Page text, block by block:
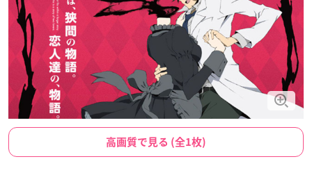
高画質で見る (全1枚)